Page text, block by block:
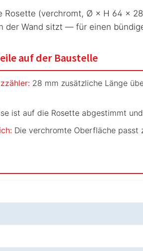
Rosette (verchromt, Ø × H 64 ×
der Wand sitzt — für einen
auf der Baustelle
28 mm zusätzliche Länge
ist auf die Rosette abgestimmt
Die verchromte Oberfläche